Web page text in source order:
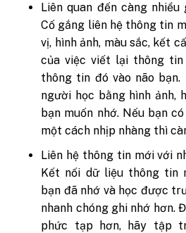
Liên quan đến càng
Cố gắng liên hệ thông tin
vị, hình ảnh, màu sắc, kết
của việc viết lại thông
thông tin đó vào não
người học bằng hình ảnh,
bạn muốn nhớ. Nếu bạn
một cách nhịp nhàng thì
Liên hệ thông tin mới với
Kết nối dữ liệu thông tin
bạn đã nhớ và học được
nhanh chóng ghi nhớ hơn.
phức tạp hơn, hãy tập